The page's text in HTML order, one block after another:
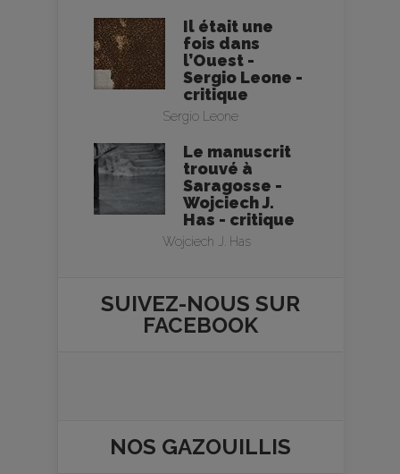
Il était une
fois dans
l’Ouest -
Sergio Leone -
critique
Sergio Leone
Le manuscrit
trouvé à
Saragosse -
Wojciech J.
Has - critique
Wojciech J. Has
SUIVEZ-NOUS SUR
FACEBOOK
NOS GAZOUILLIS